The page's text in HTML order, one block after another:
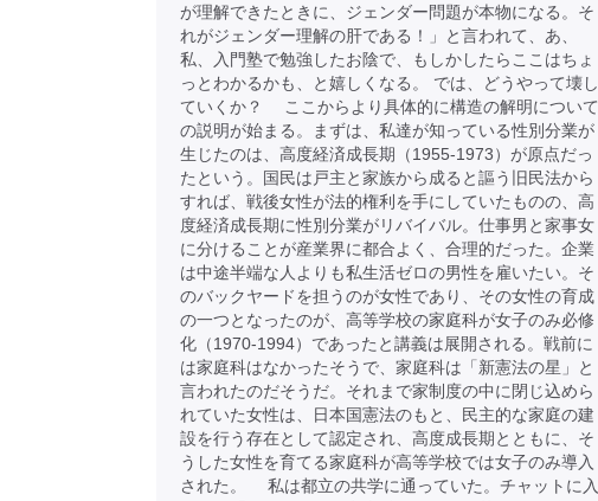
が理解できたときに、ジェンダー問題が本物になる。そ
れがジェンダー理解の肝である！」と言われて、あ、
私、入門塾で勉強したお陰で、もしかしたらここはちょ
っとわかるかも、と嬉しくなる。 では、どうやって壊し
ていくか？ ここからより具体的に構造の解明について
の説明が始まる。まずは、私達が知っている性別分業が
生じたのは、高度経済成長期（1955-1973）が原点だっ
たという。国民は戸主と家族から成ると謳う旧民法から
すれば、戦後女性が法的権利を手にしていたものの、高
度経済成長期に性別分業がリバイバル。仕事男と家事女
に分けることが産業界に都合よく、合理的だった。企業
は中途半端な人よりも私生活ゼロの男性を雇いたい。そ
のバックヤードを担うのが女性であり、その女性の育成
の一つとなったのが、高等学校の家庭科が女子のみ必修
化（1970-1994）であったと講義は展開される。戦前に
は家庭科はなかったそうで、家庭科は「新憲法の星」と
言われたのだそうだ。それまで家制度の中に閉じ込めら
れていた女性は、日本国憲法のもと、民主的な家庭の建
設を行う存在として認定され、高度成長期とともに、そ
うした女性を育てる家庭科が高等学校では女子のみ導入
された。 私は都立の共学に通っていた。チャットに入